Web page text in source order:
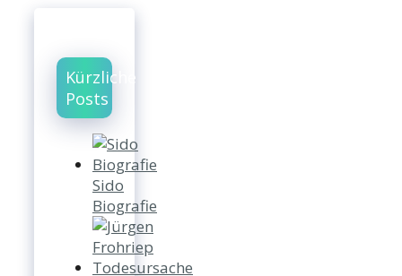
Kürzliche
Posts
Sido
Biografie